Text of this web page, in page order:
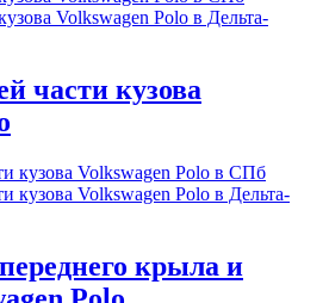
части кузова
крыла и